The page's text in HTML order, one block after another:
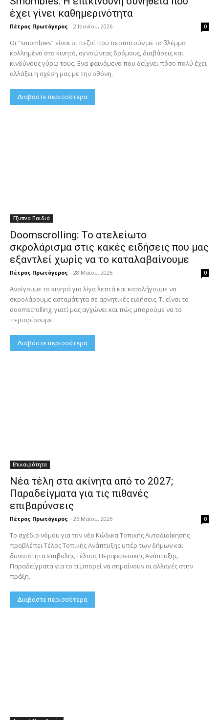
έχει γίνει καθημερινότητα
Πέτρος Πρωτόγερος - 2 Ιουνίου, 2026 0
Οι “smombies” είναι οι πεζοί που περπατούν με το βλέμμα
κολλημένο στο κινητό, αγνοώντας δρόμους, διαβάσεις και
κινδύνους γύρω τους. Ένα φαινόμενο που δείχνει πόσο πολύ έχει
αλλάξει η σχέση μας με την οθόνη.
Διαβάστε περισσότερα
Έξυπνα Παιδιά
Doomscrolling: Το ατελείωτο
σκρολάρισμα στις κακές ειδήσεις που μας
εξαντλεί χωρίς να το καταλαβαίνουμε
Πέτρος Πρωτόγερος - 28 Μαΐου, 2026 0
Ανοίγουμε το κινητό για λίγα λεπτά και καταλήγουμε να
σκρολάρουμε ασταμάτητα σε αρνητικές ειδήσεις. Τι είναι το
doomscrolling, γιατί μας αγχώνει και πώς μπορούμε να το
περιορίσουμε.
Διαβάστε περισσότερα
Επικαιρότητα
Νέα τέλη στα ακίνητα από το 2027;
Παραδείγματα για τις πιθανές
επιβαρύνσεις
Πέτρος Πρωτόγερος - 25 Μαΐου, 2026 0
Το σχέδιο νόμου για τον νέο Κώδικα Τοπικής Αυτοδιοίκησης
προβλέπει Τέλος Τοπικής Ανάπτυξης υπέρ των δήμων και
δυνατότητα επιβολής Τέλους Περιφερειακής Ανάπτυξης.
Παραδείγματα για το τι μπορεί να σημαίνουν οι αλλαγές στην
πράξη.
Διαβάστε περισσότερα